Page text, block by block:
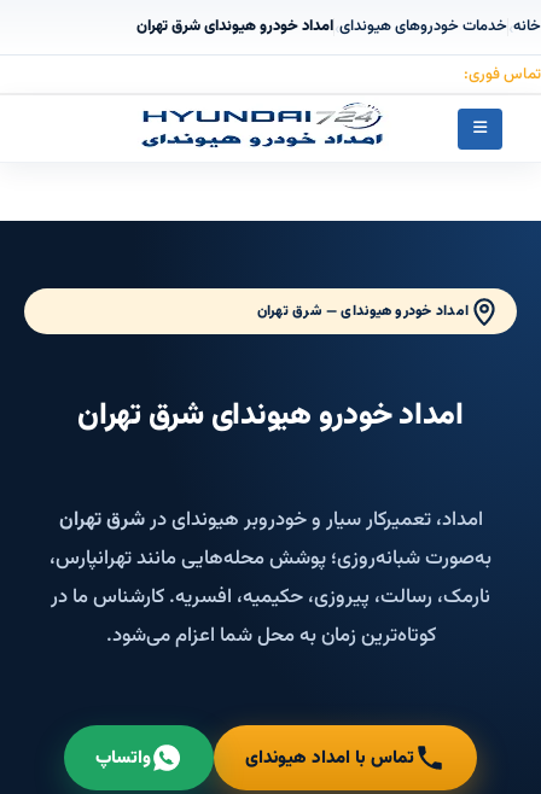
خانه›خدمات خودروهای هیوندای›امداد خودرو هیوندای شرق تهران
تماس فوری:
امداد خودرو هیوندای — شرق تهران
امداد خودرو هیوندای شرق تهران
امداد، تعمیرکار سیار و خودروبر هیوندای درشرق تهران
به‌صورت شبانه‌روزی؛ پوشش محله‌هایی مانند تهرانپارس،
نارمک، رسالت، پیروزی، حکیمیه، افسریه. کارشناس ما در
کوتاه‌ترین زمان به محل شما اعزام می‌شود.
تماس با امداد هیوندای واتساپ